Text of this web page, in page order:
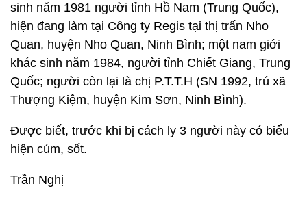
sinh năm 1981 người tỉnh Hồ Nam (Trung Quốc),
hiện đang làm tại Công ty Regis tại thị trấn Nho
Quan, huyện Nho Quan, Ninh Bình; một nam giới
khác sinh năm 1984, người tỉnh Chiết Giang, Trung
Quốc; người còn lại là chị P.T.T.H (SN 1992, trú xã
Thượng Kiệm, huyện Kim Sơn, Ninh Bình).
Được biết, trước khi bị cách ly 3 người này có biểu
hiện cúm, sốt.
Trần Nghị